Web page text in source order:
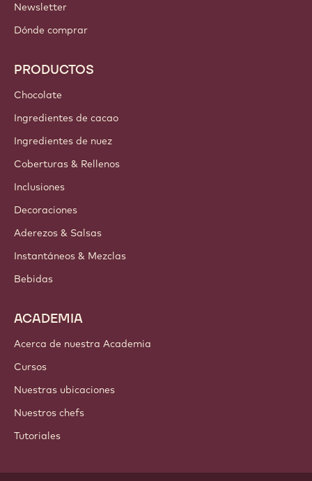
Newsletter
Dónde comprar
PRODUCTOS
Chocolate
Ingredientes de cacao
Ingredientes de nuez
Coberturas & Rellenos
Inclusiones
Decoraciones
Aderezos & Salsas
Instantáneos & Mezclas
Bebidas
ACADEMIA
Acerca de nuestra Academia
Cursos
Nuestras ubicaciones
Nuestros chefs
Tutoriales